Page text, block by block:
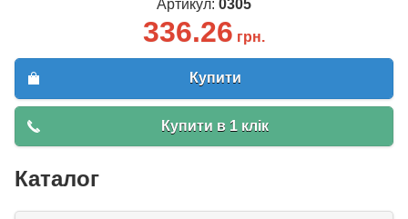
Артикул: 0305
336.26 грн.
Купити
Купити в 1 клік
Каталог